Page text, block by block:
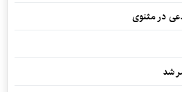
در مثنوی
شد